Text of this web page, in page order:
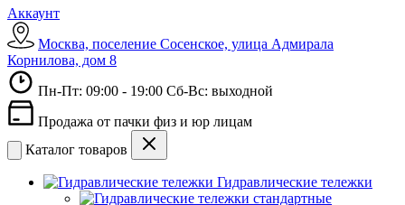
Аккаунт
Москва, поселение Сосенское, улица Адмирала
Корнилова, дом 8
Пн-Пт: 09:00 - 19:00 Сб-Вс: выходной
Продажа от пачки физ и юр лицам
Каталог товаров
Гидравлические тележки